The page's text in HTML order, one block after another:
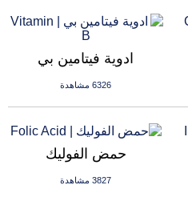
ادوية فيتامين بي
6326 مشاهدة
حمض الفوليك
3827 مشاهدة